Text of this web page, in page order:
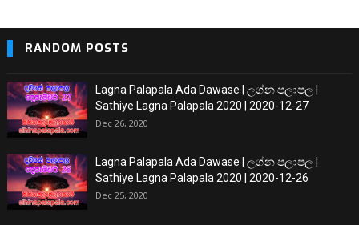
RANDOM POSTS
Lagna Palapala Ada Dawase | ලග්න පලාපල |
Sathiye Lagna Palapala 2020 | 2020-12-27
Dec 26, 2020
Lagna Palapala Ada Dawase | ලග්න පලාපල |
Sathiye Lagna Palapala 2020 | 2020-12-26
Dec 25, 2020